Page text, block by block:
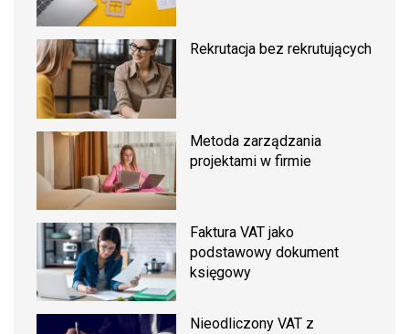
Rekrutacja bez rekrutujących
Metoda zarządzania
projektami w firmie
Faktura VAT jako
podstawowy dokument
księgowy
Nieodliczony VAT z